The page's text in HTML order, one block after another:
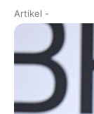
Artikel -